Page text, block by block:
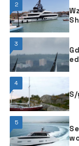
2
Show ­–
3
4
5